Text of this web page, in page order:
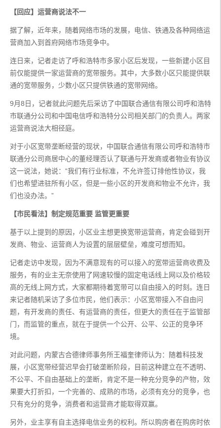
【回应】运营商说法不一
据了解，近年来，随着网络市场的发展，电信、铁通及各种网络运
营商加入到首府网络市场竞争中。
连日来，记者走访了呼和浩特市多家小区后发现，一些新建小区目
前仅能提供一家运营商的宽带服务。其中，大多数小区只能提供联
通的宽带服务，少数小区只提供铁通的宽带网络。
9月8日，记者就此问题先后采访了中国联合通信有限公司呼和浩特
市联通分公司和中国电信呼和浩特分公司相关部门的负责人。两家
运营商说法大相径庭。
对于小区宽带垄断经营的现状，中国联合通信有限公司呼和浩特市
联通分公司商居中心的董经理否认了联通与开发商或者物业有协议
这一说法，她说：“我们有行业标准，不允许签订排他性协议，我
们也希望进驻所有小区，但是一些小区的开发商和物业不允许，我
们也没办法。”
【市民看法】制定规范重要 监管更重要
基于以上提到的原因，小区业主想更换宽带运营商，肯定会碰到开
发商、物业、运营商人为设置的层层壁垒，难度可想而知。
记者走访中发现，因为不满意现有的可以接入的宽带运营商收费及
服务，有的业主无奈使用了网速较慢的固定电话线上网以及价格较
高的无线上网方式，大家都期待着宽带可以自由接入的时刻。连日
来记者随机采访了多位市民，他们表示：小区宽带接入不自由问
题，有开发商的责任、有运营商的责任，但更大的责任在于监管部
门，而监管的重点，就在于提供一个公开、公平、公正的竞争环
境。
对此问题，内蒙古合德律师事务所王福奎律师认为：随着科技发
展，小区宽带经营迟早会打破垄断阶段，目前这种建立在不透明、
不公平、不自由基础上的垄断，肯定不是一种充分竞争的产物，效
果要大打折扣，一个完善的、成熟的市场，必须有充分的竞争，也
只有充分的竞争，消费者和运营商才能取得双赢。
另外，业主享有自主选择电信业务的权利。所以购房者在购房时依